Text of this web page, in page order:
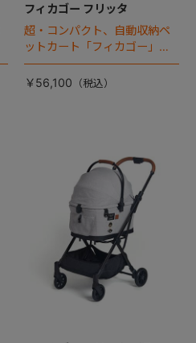
フィカゴー フリッタ
超・コンパクト、自動収納ペ
ットカート「フィカゴー」に
キャビン着脱タイプが新登
場！
￥56,100